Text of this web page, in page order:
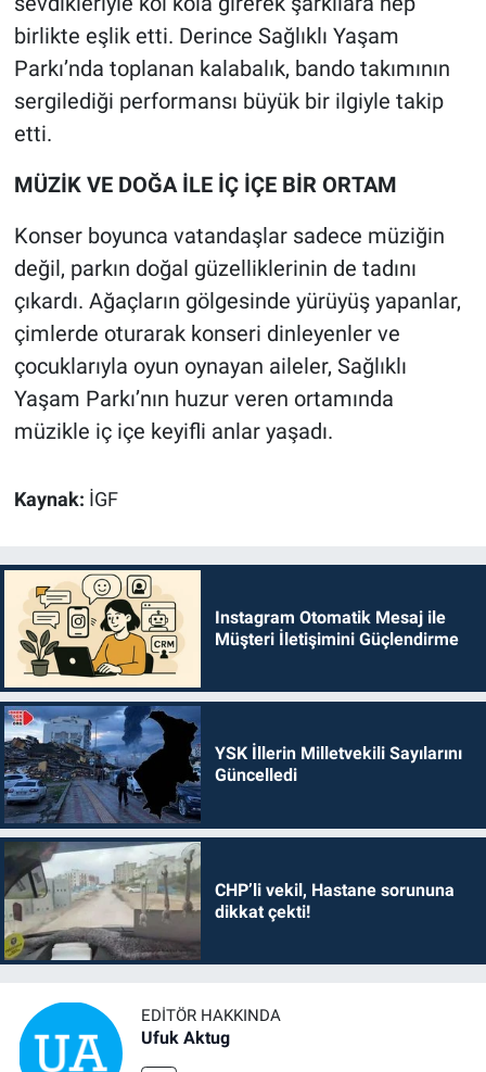
birlikte eşlik etti. Derince Sağlıklı Yaşam
Parkı’nda toplanan kalabalık, bando takımının
sergilediği performansı büyük bir ilgiyle takip
etti.
MÜZİK VE DOĞA İLE İÇ İÇE BİR ORTAM
Konser boyunca vatandaşlar sadece müziğin
değil, parkın doğal güzelliklerinin de tadını
çıkardı. Ağaçların gölgesinde yürüyüş yapanlar,
çimlerde oturarak konseri dinleyenler ve
çocuklarıyla oyun oynayan aileler, Sağlıklı
Yaşam Parkı’nın huzur veren ortamında
müzikle iç içe keyifli anlar yaşadı.
Kaynak: İGF
Instagram Otomatik Mesaj ile
Müşteri İletişimini Güçlendirme
YSK İllerin Milletvekili Sayılarını
Güncelledi
CHP’li vekil, Hastane sorununa
dikkat çekti!
EDITÖR HAKKINDA
Ufuk Aktug